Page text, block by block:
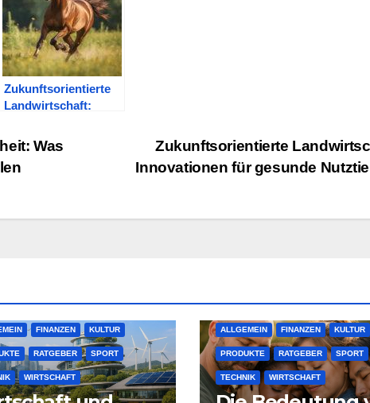
Zukunftsorientierte
Landwirtschaft:
gesunde Nutztiere
Zukunftsorientierte
Innovationen für gesunde
Was
FINANZEN KULTUR
RATGEBER SPORT
WIRTSCHAFT
ALLGEMEIN FINANZEN KULTUR
PRODUKTE RATGEBER SPORT
TECHNIK WIRTSCHAFT